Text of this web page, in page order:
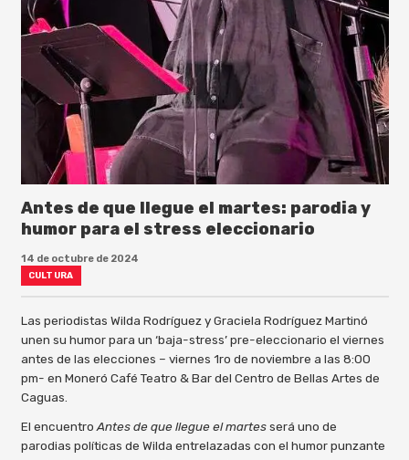
Antes de que llegue el martes: parodia y
humor para el stress eleccionario
14 de octubre de 2024
CULTURA
Las periodistas Wilda Rodríguez y Graciela Rodríguez Martinó
unen su humor para un ‘baja-stress’ pre-eleccionario el viernes
antes de las elecciones – viernes 1ro de noviembre a las 8:00
pm- en Moneró Café Teatro & Bar del Centro de Bellas Artes de
Caguas.
El encuentro Antes de que llegue el martesserá uno de
parodias políticas de Wilda entrelazadas con el humor punzante